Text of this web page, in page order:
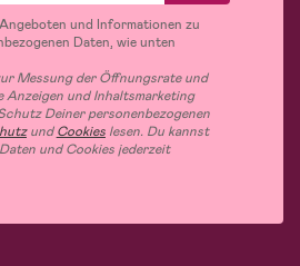
und Informationen zu
Daten, wie unten
Messung der Öffnungsrate und
Anzeigen und Inhaltsmarketing
Deiner personenbezogenen
undCookieslesen. Du kannst
und Cookies jederzeit